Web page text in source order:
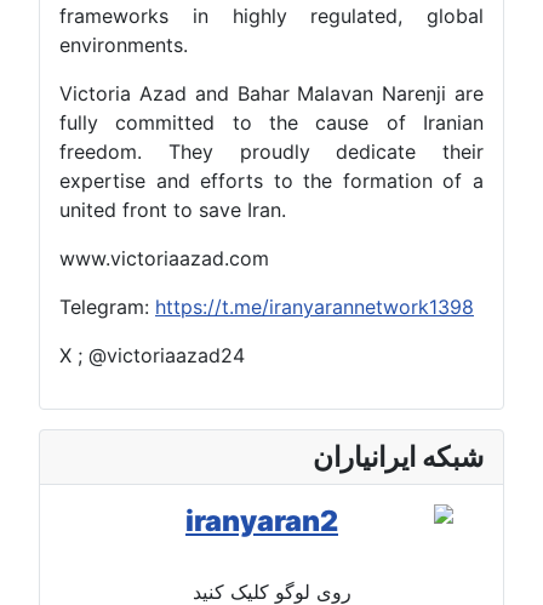
frameworks in highly
Victoria Azad and Bahar Malavan
fully committed to the cause
freedom. They proudly
expertise and efforts to the
united front to save Iran.
www.victoriaazad.com
Telegram:https://t.me/
X ; @victoriaazad24
روی لوگو کلیک کنید